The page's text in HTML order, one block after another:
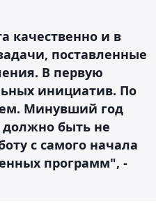
качественно и в
поставленные
В первую
инициатив. По
Минувший год
должно быть не
с самого начала
программ", -